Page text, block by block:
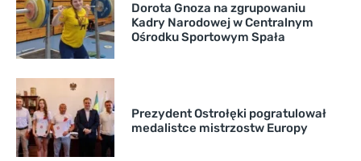
Dorota Gnoza na zgrupowaniu
Kadry Narodowej w Centralnym
Ośrodku Sportowym Spała
Prezydent Ostrołęki pogratulował
medalistce mistrzostw Europy